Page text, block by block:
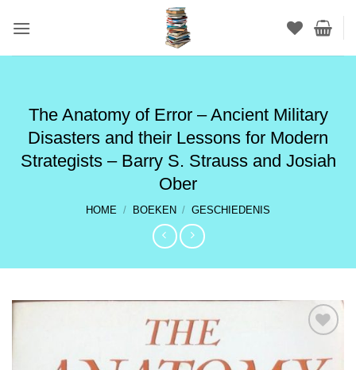
naar
The Anatomy of Error – Ancient Military
Disasters and their Lessons for Modern
Strategists – Barry S. Strauss and Josiah
Ober
HOME / BOEKEN / GESCHIEDENIS
TOEVOEGEN